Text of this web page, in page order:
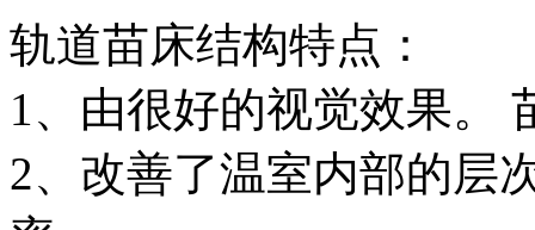
轨道苗床结构特点：
1、由很好的视觉效果。
2、改善了温室内部的层